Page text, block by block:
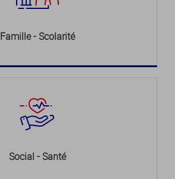
Famille - Scolarité
Social - Santé